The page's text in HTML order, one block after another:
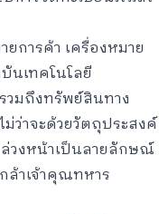
การค้า เครื่องหมาย
นเทคโนโลยี
วมถึงทรัพย์สินทาง
ว่าจะด้วยวัตถุประสงค์
วงหน้าเป็นลายลักษณ์
ล้าเจ้าคุณทหาร